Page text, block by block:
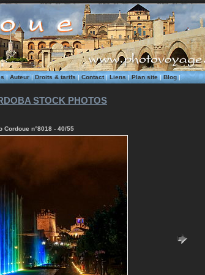
|Auteur|Droits & tarifs|Contact|Liens|Plan site|Blog|
STOCK PHOTOS
Cordoue n°8018 - 40/55